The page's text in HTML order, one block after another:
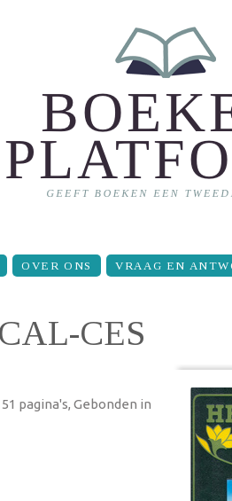
OVER ONS VRAAG EN
CES
pagina's, Gebonden in